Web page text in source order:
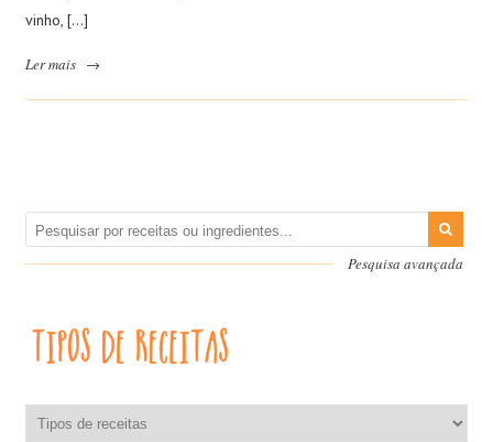
vinho, […]
Ler mais →
Pesquisa avançada